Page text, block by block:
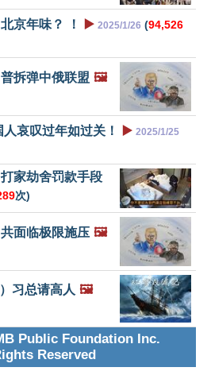
京年味？ ！ ▶️ 2025/1/26 (94,526
拆弹中俄联盟 🖼️
哀叹过年如过关！ ▶️ 2025/1/25
家劫舍罚款手段
次)
面临极限施压 🖼️
习总请高人 🖼️
Public Foundation Inc.
Reserved